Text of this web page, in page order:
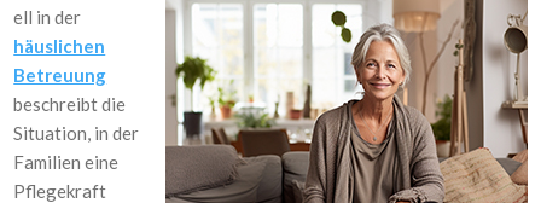
ell in der
häuslichen
Betreuung
beschreibt die
Situation, in der
Familien eine
Pflegekraft